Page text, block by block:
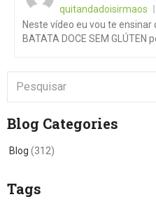
quitandadoisirmaos
Neste vídeo eu vou te ensinar
BATATA DOCE SEM GLÚTEN
Blog Categories
Blog (312)
Tags